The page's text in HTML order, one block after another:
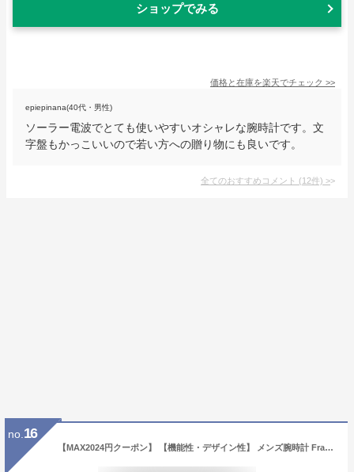
ショップでみる
価格と在庫を楽天でチェック >>
epiepinana(40代・男性)
ソーラー電波でとても使いやすいオシャレな腕時計です。文
字盤もかっこいいので若い方への贈り物にも良いです。
全てのおすすめコメント (12件) >
no. 16
【MAX2024円クーポン】 【機能性・デザイン性】 メンズ腕時計 FrancTemps GAVARNIE フランテンプス ガヴァルニ ラバーベルト NATOベルト レディース 防水 ブランド デジタル クロノグラフ 名入れ プレゼント ギフト